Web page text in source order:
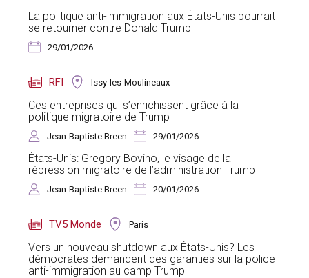
La politique anti-immigration aux États-Unis pourrait
se retourner contre Donald Trump
29/01/2026
RFI Issy-les-Moulineaux
Ces entreprises qui s’enrichissent grâce à la
politique migratoire de Trump
Jean-Baptiste Breen 29/01/2026
États-Unis: Gregory Bovino, le visage de la
répression migratoire de l’administration Trump
Jean-Baptiste Breen 20/01/2026
TV5 Monde Paris
Vers un nouveau shutdown aux États-Unis? Les
démocrates demandent des garanties sur la police
anti-immigration au camp Trump